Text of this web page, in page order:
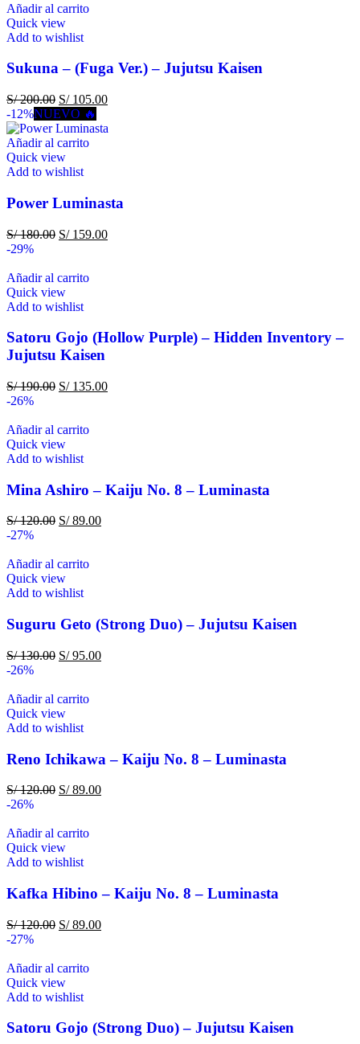
Añadir al carrito
Quick view
Add to wishlist
Sukuna – (Fuga Ver.) – Jujutsu Kaisen
S/200.00 S/105.00
-12%NUEVO 🔥
Añadir al carrito
Quick view
Add to wishlist
Power Luminasta
S/180.00 S/159.00
-29%
Añadir al carrito
Quick view
Add to wishlist
Satoru Gojo (Hollow Purple) – Hidden Inventory –
Jujutsu Kaisen
S/190.00 S/135.00
-26%
Añadir al carrito
Quick view
Add to wishlist
Mina Ashiro – Kaiju No. 8 – Luminasta
S/120.00 S/89.00
-27%
Añadir al carrito
Quick view
Add to wishlist
Suguru Geto (Strong Duo) – Jujutsu Kaisen
S/130.00 S/95.00
-26%
Añadir al carrito
Quick view
Add to wishlist
Reno Ichikawa – Kaiju No. 8 – Luminasta
S/120.00 S/89.00
-26%
Añadir al carrito
Quick view
Add to wishlist
Kafka Hibino – Kaiju No. 8 – Luminasta
S/120.00 S/89.00
-27%
Añadir al carrito
Quick view
Add to wishlist
Satoru Gojo (Strong Duo) – Jujutsu Kaisen